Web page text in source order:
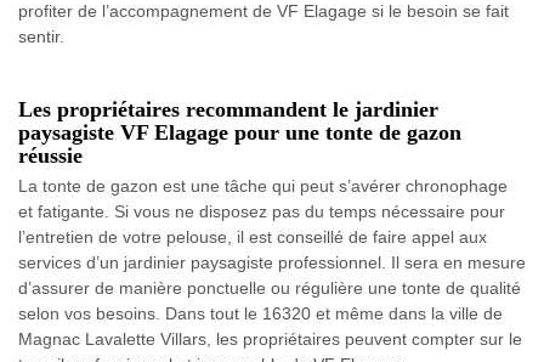
profiter de l’accompagnement de VF Elagage si le besoin se fait
sentir.
Les propriétaires recommandent le jardinier
paysagiste VF Elagage pour une tonte de gazon
réussie
La tonte de gazon est une tâche qui peut s’avérer chronophage
et fatigante. Si vous ne disposez pas du temps nécessaire pour
l’entretien de votre pelouse, il est conseillé de faire appel aux
services d’un jardinier paysagiste professionnel. Il sera en mesure
d’assurer de manière ponctuelle ou régulière une tonte de qualité
selon vos besoins. Dans tout le 16320 et même dans la ville de
Magnac Lavalette Villars, les propriétaires peuvent compter sur le